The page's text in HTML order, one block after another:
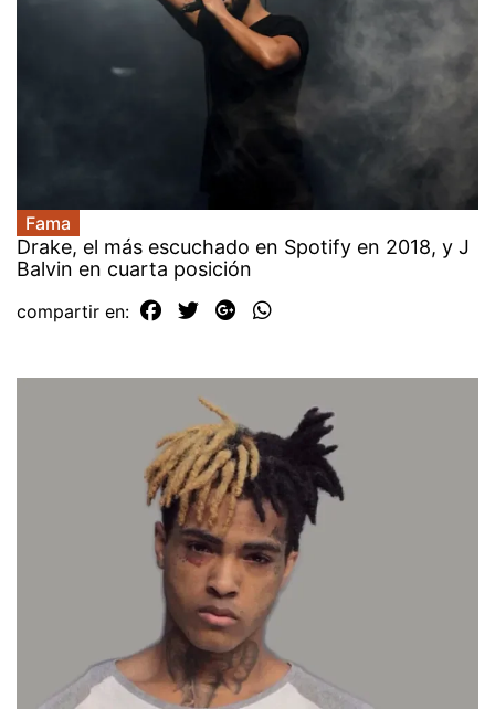
Fama
Drake, el más escuchado en Spotify en 2018, y J
Balvin en cuarta posición
compartir en: